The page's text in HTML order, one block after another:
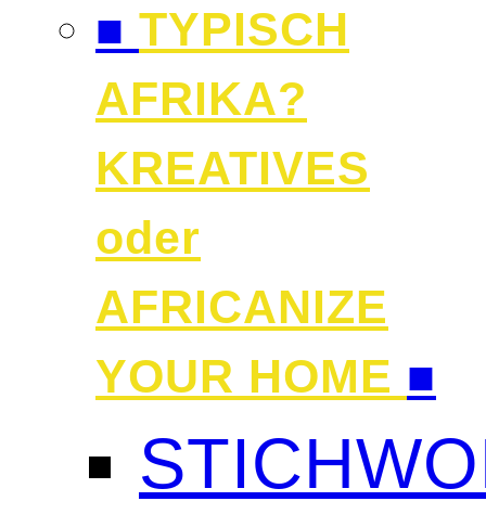
■ TYPISCH
AFRIKA?
KREATIVES
oder
AFRICANIZE
YOUR HOME ■